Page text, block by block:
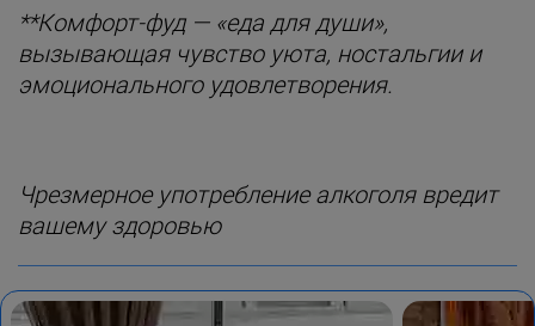
**Комфорт-фуд — «еда для души»,
вызывающая чувство уюта, ностальгии и
эмоционального удовлетворения.
Чрезмерное употребление алкоголя вредит
вашему здоровью